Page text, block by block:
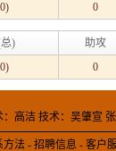
0
) 助攻
0
：高洁 技术：吴肇宣
方法 - 招聘信息 - 客户